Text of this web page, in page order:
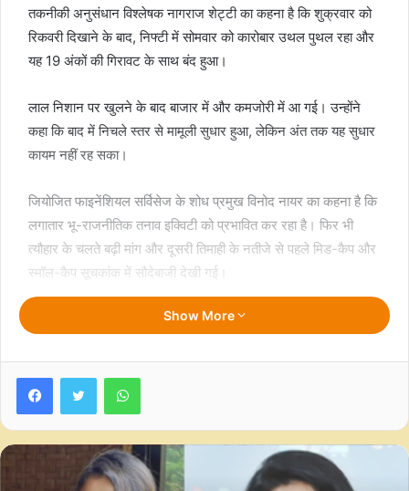
तकनीकी अनुसंधान विश्लेषक नागराज शेट्टी का कहना है कि शुक्रवार को
रिकवरी दिखाने के बाद, निफ्टी में सोमवार को कारोबार उथल पुथल रहा और
यह 19 अंकों की गिरावट के साथ बंद हुआ।
लाल निशान पर खुलने के बाद बाजार में और कमजोरी में आ गई। उन्होंने
कहा कि बाद में निचले स्तर से मामूली सुधार हुआ, लेकिन अंत तक यह सुधार
कायम नहीं रह सका।
जियोजित फाइनेंशियल सर्विसेज के शोध प्रमुख विनोद नायर का कहना है कि
लगातार भू-राजनीतिक तनाव इक्विटी को प्रभावित कर रहा है। फिर भी
त्यौहार के चलते बढ़ी मांग और दूसरी तिमाही के नतीजे से पहले मिड-कैप और
स्मॉल-कैप सूचकांक में सौदेबाजी देखी गई।
उन्होंने कहा, अगर तेल की कीमत लगातार बढ़ती रहती है, तो इससे परिचालन
जैसे-जैसे कमाई का मौसम पूरे जोरों पर होगा, निवेशक अपने पोर्टफोलियो के
पुनर्गठन के लिए नया दृष्टिकोण अपनाना चाहेंगे।
प्रोग्रेसिव शेयर्स के निदेशक आदित्य गग्गर ने सेक्टर-वार प्रदर्शन पर कहा,
मेटल का प्रदर्शन सबसे अच्छा रहा, इसके बाद पीएसयू बैंक और ऑटो का
Show More
FacebookTwitter WhatsApp